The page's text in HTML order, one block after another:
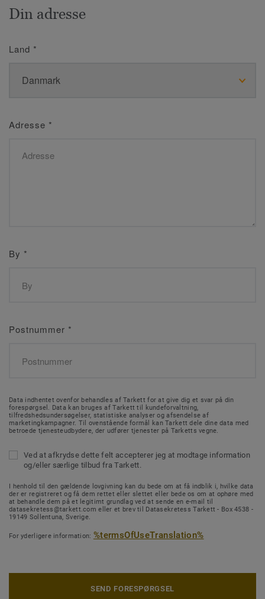
Din adresse
Land *
Adresse *
By *
Postnummer *
Data indhentet ovenfor behandles af Tarkett for at give dig et svar på din
forespørgsel. Data kan bruges af Tarkett til kundeforvaltning,
tilfredshedsundersøgelser, statistiske analyser og afsendelse af
marketingkampagner. Til ovenstående formål kan Tarkett dele dine data med
betroede tjenesteudbydere, der udfører tjenester på Tarketts vegne.
Ved at afkrydse dette felt accepterer jeg at modtage information
og/eller særlige tilbud fra Tarkett.
I henhold til den gældende lovgivning kan du bede om at få indblik i, hvilke data
der er registreret og få dem rettet eller slettet eller bede os om at ophøre med
at behandle dem på et legitimt grundlag ved at sende en e-mail til
datasekretess@tarkett.com eller et brev til Datasekretess Tarkett - Box 4538 -
19149 Sollentuna, Sverige.
For yderligere information: %termsOfUseTranslation%
SEND FORESPØRGSEL